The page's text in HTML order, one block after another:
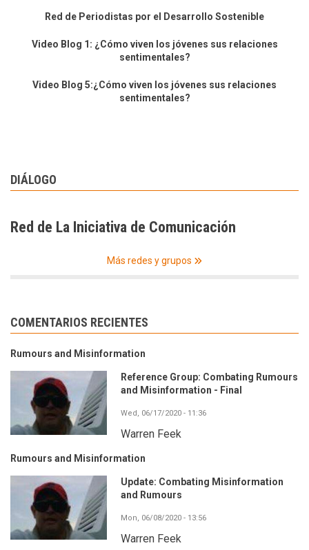
Red de Periodistas por el Desarrollo Sostenible
Video Blog 1: ¿Cómo viven los jóvenes sus relaciones
sentimentales?
Video Blog 5:¿Cómo viven los jóvenes sus relaciones
sentimentales?
DIÁLOGO
Red de La Iniciativa de Comunicación
Más redes y grupos
COMENTARIOS RECIENTES
Rumours and Misinformation
Reference Group: Combating Rumours
and Misinformation - Final
Wed, 06/17/2020 - 11:36
Warren Feek
Rumours and Misinformation
Update: Combating Misinformation
and Rumours
Mon, 06/08/2020 - 13:56
Warren Feek